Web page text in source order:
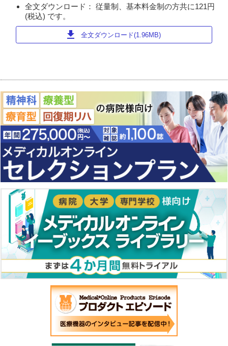
全文ダウンロード： 従量制、基本料金制の方共に121円
(税込) です。
download 全文ダウンロード(1.96MB)